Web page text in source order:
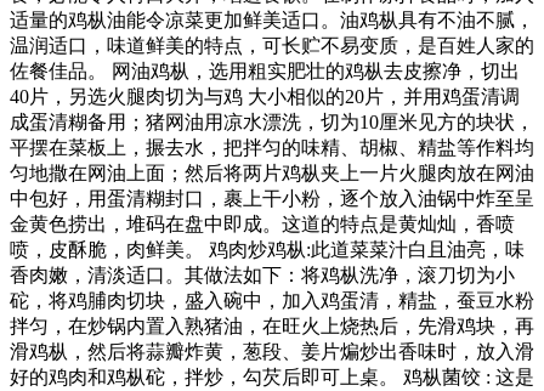
适量的鸡枞油能令凉菜更加鲜美适口。油鸡枞具有不油不腻，
温润适口，味道鲜美的特点，可长贮不易变质，是百姓人家的
佐餐佳品。 网油鸡枞，选用粗实肥壮的鸡枞去皮擦净，切出
40片，另选火腿肉切为与鸡 大小相似的20片，并用鸡蛋清调
成蛋清糊备用；猪网油用凉水漂洗，切为10厘米见方的块状，
平摆在菜板上，搌去水，把拌匀的味精、胡椒、精盐等作料均
匀地撒在网油上面；然后将两片鸡枞夹上一片火腿肉放在网油
中包好，用蛋清糊封口，裹上干小粉，逐个放入油锅中炸至呈
金黄色捞出，堆码在盘中即成。这道的特点是黄灿灿，香喷
喷，皮酥脆，肉鲜美。 鸡肉炒鸡枞:此道菜菜汁白且油亮，味
香肉嫩，清淡适口。其做法如下：将鸡枞洗净，滚刀切为小
砣，将鸡脯肉切块，盛入碗中，加入鸡蛋清，精盐，蚕豆水粉
拌匀，在炒锅内置入熟猪油，在旺火上烧热后，先滑鸡块，再
滑鸡枞，然后将蒜瓣炸黄，葱段、姜片煸炒出香味时，放入滑
好的鸡肉和鸡枞砣，拌炒，勾芡后即可上桌。 鸡枞菌饺 : 这是